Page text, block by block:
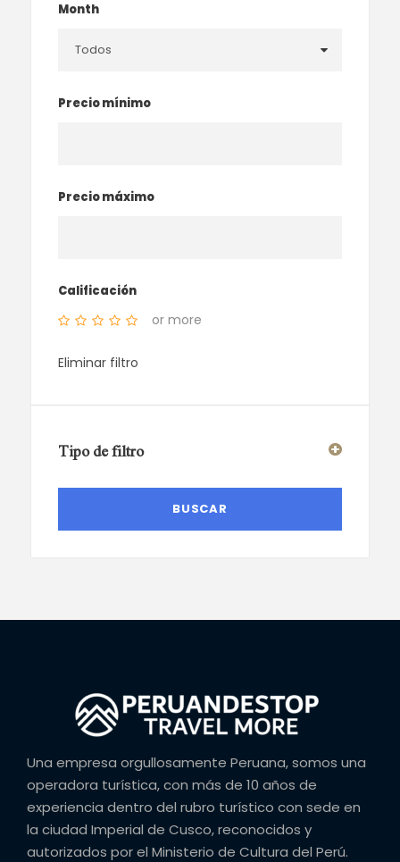
Month
Precio mínimo
Precio máximo
Calificación
or more
Eliminar filtro
Tipo de filtro
Una empresa orgullosamente Peruana, somos una
operadora turística, con más de 10 años de
experiencia dentro del rubro turístico con sede en
la ciudad Imperial de Cusco, reconocidos y
autorizados por el Ministerio de Cultura del Perú.